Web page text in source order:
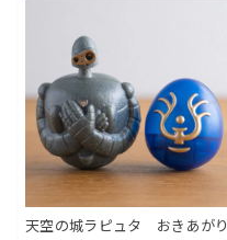
天空の城ラピュタ おきあがり